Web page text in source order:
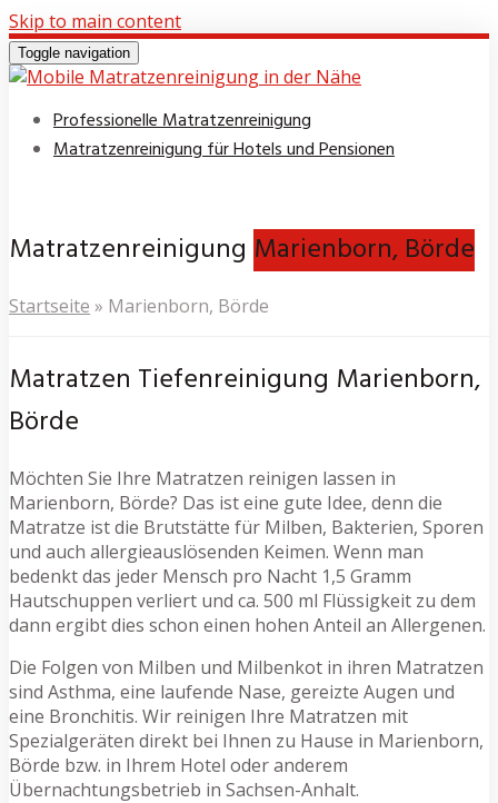
Skip to main content
Toggle navigation
Professionelle Matratzenreinigung
Matratzenreinigung für Hotels und Pensionen
Matratzenreinigung Marienborn, Börde
Startseite » Marienborn, Börde
Matratzen Tiefenreinigung Marienborn,
Börde
Möchten Sie Ihre Matratzen reinigen lassen in
Marienborn, Börde? Das ist eine gute Idee, denn die
Matratze ist die Brutstätte für Milben, Bakterien, Sporen
und auch allergieauslösenden Keimen. Wenn man
bedenkt das jeder Mensch pro Nacht 1,5 Gramm
Hautschuppen verliert und ca. 500 ml Flüssigkeit zu dem
dann ergibt dies schon einen hohen Anteil an Allergenen.
Die Folgen von Milben und Milbenkot in ihren Matratzen
sind Asthma, eine laufende Nase, gereizte Augen und
eine Bronchitis. Wir reinigen Ihre Matratzen mit
Spezialgeräten direkt bei Ihnen zu Hause in Marienborn,
Börde bzw. in Ihrem Hotel oder anderem
Übernachtungsbetrieb in Sachsen-Anhalt.